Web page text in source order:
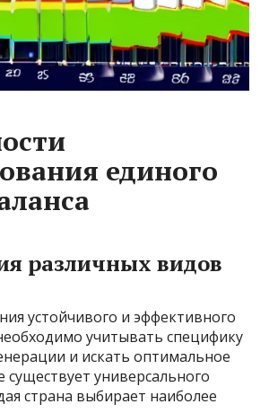
единого
различных видов
устойчивого и эффективного
учитывать специфику
и искать оптимальное
существует универсального
страна выбирает наиболее